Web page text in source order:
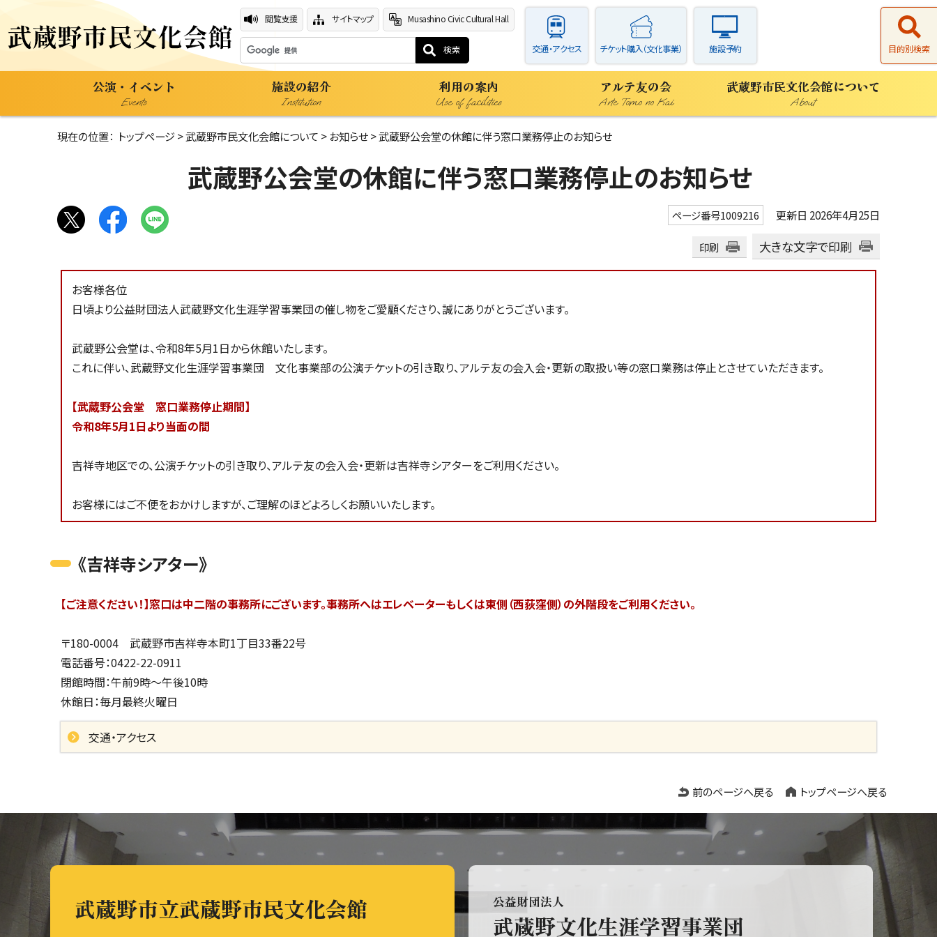
閲覧支援 サイトマップ Musashino Civic Cultural Hall
交通・アクセス チケット購入（文化事業） 施設予約 目的別検索
公演・イベント
Events
施設の紹介
Institution
利用の案内
Use of facilities
アルテ友の会
Arte Tomo no Kai
武蔵野市民文化会館について
About
現在の位置： トップページ >武蔵野市民文化会館について > お知らせ> 武蔵野公会堂の休館に伴う窓口業務停止のお知らせ
武蔵野公会堂の休館に伴う窓口業務停止のお知らせ
ページ番号1009216 更新日 2026年4月25日
印刷 大きな文字で印刷
お客様各位
日頃より公益財団法人武蔵野文化生涯学習事業団の催し物をご愛顧くださり、誠にありがとうございます。
武蔵野公会堂は、令和8年5月1日から休館いたします。
これに伴い、武蔵野文化生涯学習事業団 文化事業部の公演チケットの引き取り、アルテ友の会入会・更新の取扱い等の窓口業務は停止とさせていただきます。
【武蔵野公会堂 窓口業務停止期間】
令和8年5月1日より当面の間
吉祥寺地区での、公演チケットの引き取り、アルテ友の会入会・更新は吉祥寺シアターをご利用ください。
お客様にはご不便をおかけしますが、ご理解のほどよろしくお願いいたします。
《吉祥寺シアター》
【ご注意ください！】窓口は中二階の事務所にございます。事務所へはエレベーターもしくは東側（西荻窪側）の外階段をご利用ください。
〒180-0004 武蔵野市吉祥寺本町1丁目33番22号
電話番号：0422-22-0911
閉館時間：午前9時～午後10時
休館日：毎月最終火曜日
交通・アクセス
前のページへ戻る トップページへ戻る
武蔵野市立武蔵野市民文化会館 公益財団法人
武蔵野文化生涯学習事業団